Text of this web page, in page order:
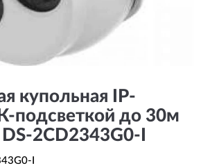
купольная IP-
подсветкой до 30м
2CD2343G0-I
I